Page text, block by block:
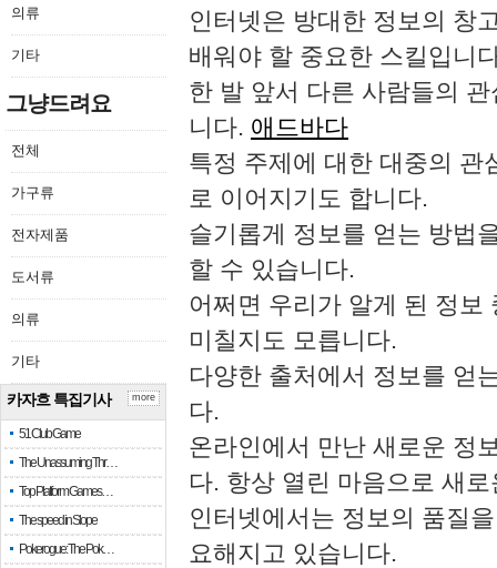
의류
기타
그냥드려요
전체
가구류
전자제품
도서류
의류
기타
카자흐 특집기사
51 Club Game
The Unassuming Thr…
Top Platform Games…
The speed in Slope
Pokerogue: The Pok…
more
인터넷은 방대한 정보의 창
배워야 할 중요한 스킬입니
한 발 앞서 다른 사람들의
니다. 애드바다
특정 주제에 대한 대중의 관
로 이어지기도 합니다.
슬기롭게 정보를 얻는 방법
할 수 있습니다.
어쩌면 우리가 알게 된 정보
미칠지도 모릅니다.
다양한 출처에서 정보를 얻
다.
온라인에서 만난 새로운 정
다. 항상 열린 마음으로 새
인터넷에서는 정보의 품질
요해지고 있습니다.